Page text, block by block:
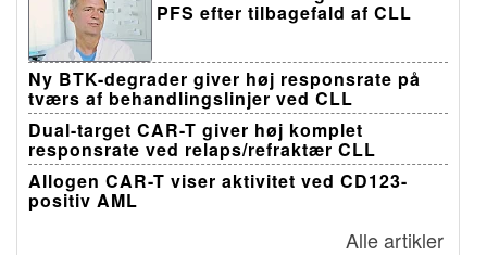
PFS efter tilbagefald af CLL
Ny BTK-degrader giver høj responsrate på
tværs af behandlingslinjer ved CLL
Dual-target CAR-T giver høj komplet
responsrate ved relaps/refraktær CLL
Allogen CAR-T viser aktivitet ved CD123-
positiv AML
Alle artikler